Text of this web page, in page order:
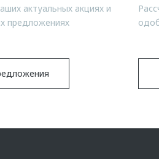
актуальных акциях и
предложениях